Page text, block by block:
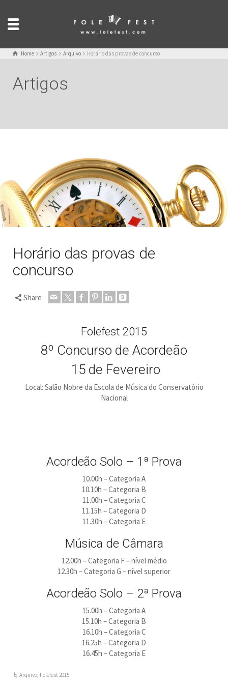
Home Artigos Arquivo Horário das provas de concurso
Artigos
Horário das provas de
concurso
Share
Folefest 2015
8º Concurso de Acordeão
15 de Fevereiro
Local: Salão Nobre da Escola de Música do Conservatório
Nacional
Acordeão Solo – 1ª Prova
10.00h – Categoria A
10.10h – Categoria B
11.00h – Categoria C
11.15h – Categoria D
11.30h – Categoria E
Música de Câmara
12.00h – Categoria F – nível médio
12.30h – Categoria G – nível superior
Acordeão Solo – 2ª Prova
15.00h – Categoria A
15.10h – Categoria B
16.10h – Categoria C
16.25h – Categoria D
16.45h – Categoria E
Arquivo, Folefest 2015